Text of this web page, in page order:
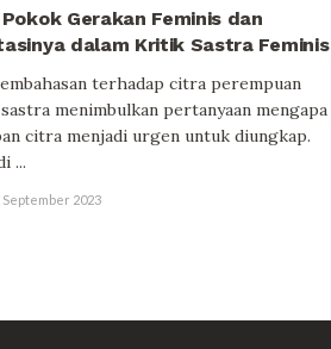
Gerakan Feminis dan
dalam Kritik Sastra Feminis
terhadap citra perempuan
menimbulkan pertanyaan mengapa
citra menjadi urgen untuk diungkap.
...
September 2023